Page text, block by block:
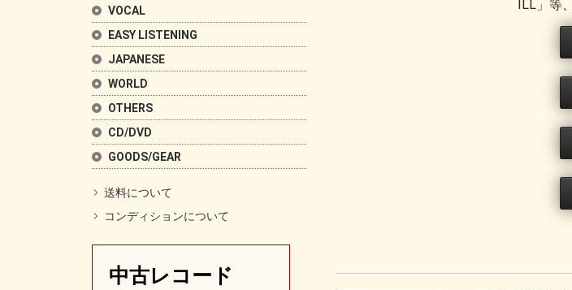
VOCAL
EASY LISTENING
JAPANESE
WORLD
OTHERS
CD/DVD
GOODS/GEAR
送料について
コンディションについて
中古レコード
ILL」等